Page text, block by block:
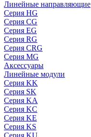
Линейные направляющие
Серия HG
Серия CG
Серия EG
Серия RG
Серия CRG
Серия MG
Аксессуары
Линейные модули
Серия KK
Серия SK
Серия KA
Серия KC
Серия KE
Серия KS
Серия KU